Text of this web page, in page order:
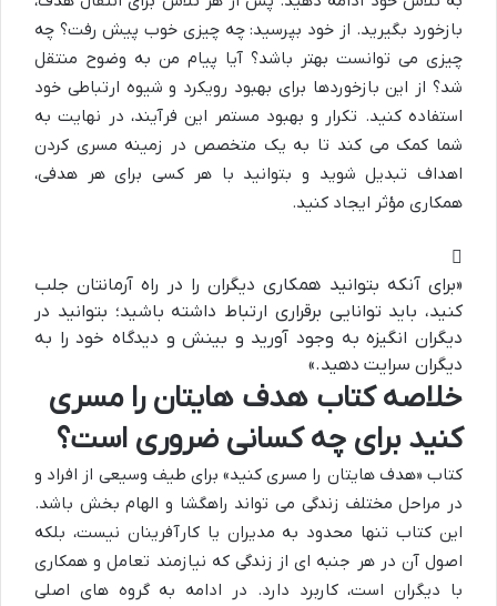
بازخورد بگیرید. از خود بپرسید: چه چیزی خوب پیش رفت؟ چه
چیزی می توانست بهتر باشد؟ آیا پیام من به وضوح منتقل
شد؟ از این بازخوردها برای بهبود رویکرد و شیوه ارتباطی خود
استفاده کنید. تکرار و بهبود مستمر این فرآیند، در نهایت به
شما کمک می کند تا به یک متخصص در زمینه مسری کردن
اهداف تبدیل شوید و بتوانید با هر کسی برای هر هدفی،
همکاری مؤثر ایجاد کنید.
«برای آنکه بتوانید همکاری دیگران را در راه آرمانتان جلب
کنید، باید توانایی برقراری ارتباط داشته باشید؛ بتوانید در
دیگران انگیزه به وجود آورید و بینش و دیدگاه خود را به
دیگران سرایت دهید.»
خلاصه کتاب هدف هایتان را مسری
کنید برای چه کسانی ضروری است؟
کتاب «هدف هایتان را مسری کنید» برای طیف وسیعی از افراد و
در مراحل مختلف زندگی می تواند راهگشا و الهام بخش باشد.
این کتاب تنها محدود به مدیران یا کارآفرینان نیست، بلکه
اصول آن در هر جنبه ای از زندگی که نیازمند تعامل و همکاری
با دیگران است، کاربرد دارد. در ادامه به گروه های اصلی